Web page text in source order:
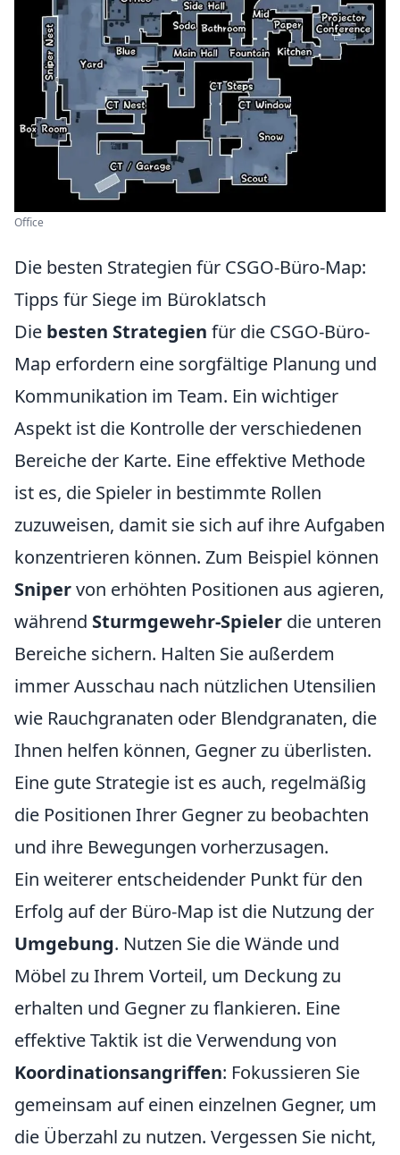
Office
Die besten Strategien für CSGO-Büro-Map:
Tipps für Siege im Büroklatsch
Die besten Strategien für die CSGO-Büro-
Map erfordern eine sorgfältige Planung und
Kommunikation im Team. Ein wichtiger
Aspekt ist die Kontrolle der verschiedenen
Bereiche der Karte. Eine effektive Methode
ist es, die Spieler in bestimmte Rollen
zuzuweisen, damit sie sich auf ihre Aufgaben
konzentrieren können. Zum Beispiel können
Snipervon erhöhten Positionen aus agieren,
während Sturmgewehr-Spieler die unteren
Bereiche sichern. Halten Sie außerdem
immer Ausschau nach nützlichen Utensilien
wie Rauchgranaten oder Blendgranaten, die
Ihnen helfen können, Gegner zu überlisten.
Eine gute Strategie ist es auch, regelmäßig
die Positionen Ihrer Gegner zu beobachten
und ihre Bewegungen vorherzusagen.
Ein weiterer entscheidender Punkt für den
Erfolg auf der Büro-Map ist die Nutzung der
Umgebung. Nutzen Sie die Wände und
Möbel zu Ihrem Vorteil, um Deckung zu
erhalten und Gegner zu flankieren. Eine
effektive Taktik ist die Verwendung von
Koordinationsangriffen: Fokussieren Sie
gemeinsam auf einen einzelnen Gegner, um
die Überzahl zu nutzen. Vergessen Sie nicht,